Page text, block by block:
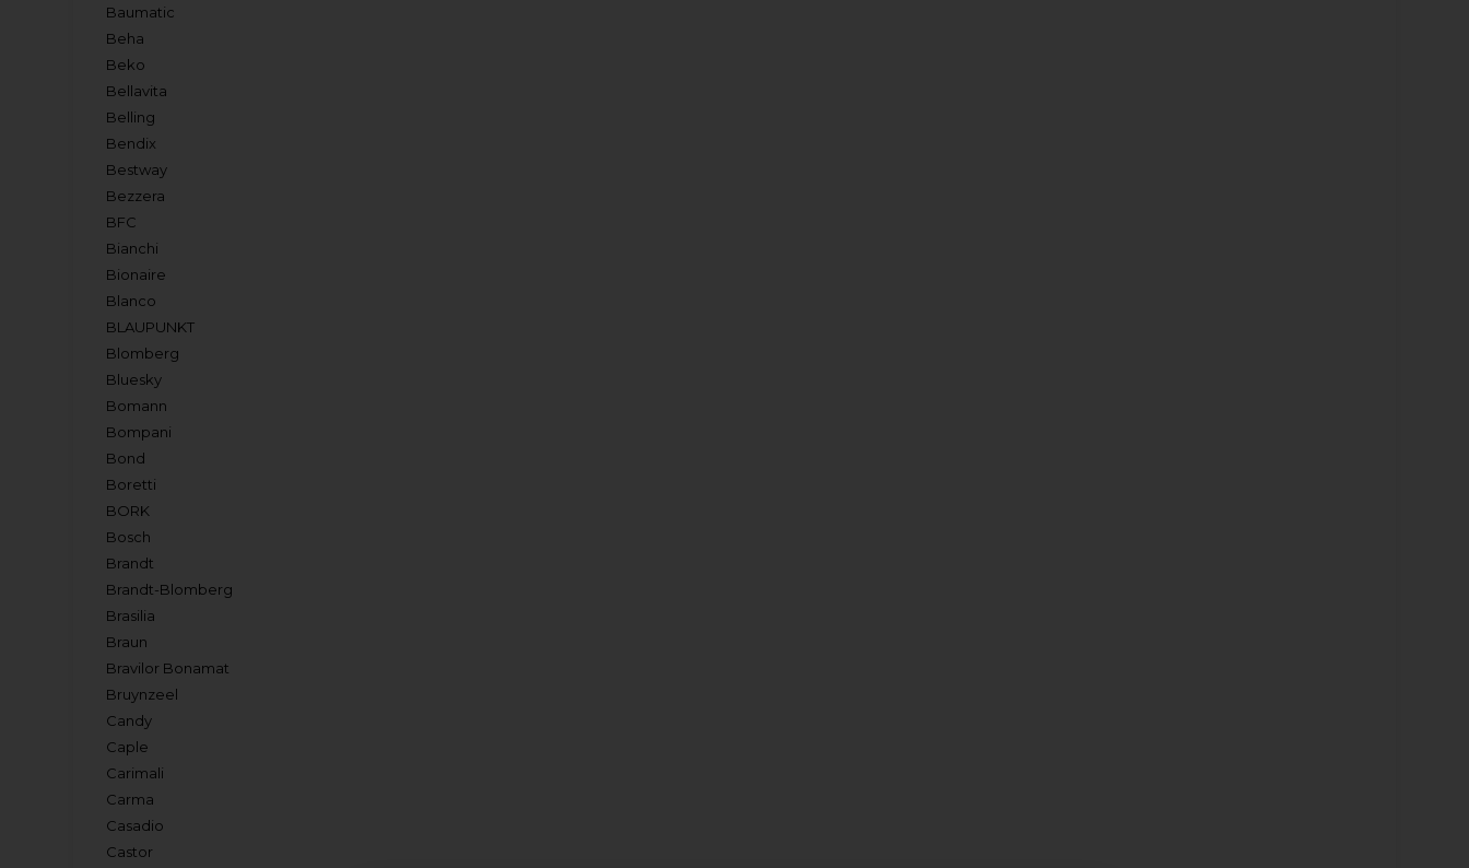
Baumatic
Beha
Beko
Bellavita
Belling
Bendix
Bestway
Bezzera
BFC
Bianchi
Bionaire
Blanco
BLAUPUNKT
Blomberg
Bluesky
Bomann
Bompani
Bond
Boretti
BORK
Bosch
Brandt
Brandt-Blomberg
Brasilia
Braun
Bravilor Bonamat
Bruynzeel
Candy
Caple
Carimali
Carma
Casadio
Castor